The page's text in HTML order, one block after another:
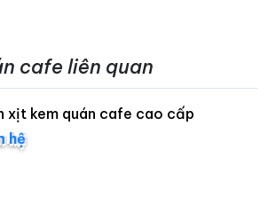
cafe liên quan
xịt kem quán cafe cao cấp
hệ